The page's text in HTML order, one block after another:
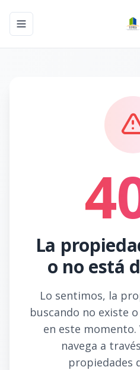
Toggle navigation menu
La
o no está
Lo sentimos, la
buscando no existe
en este momento.
navega a
propiedades